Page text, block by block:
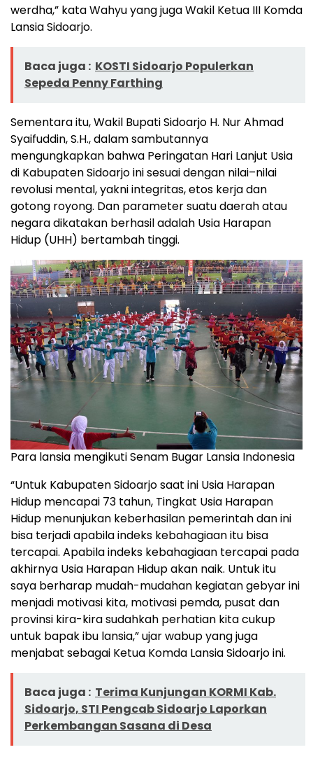
werdha,” kata Wahyu yang juga Wakil Ketua III Komda
Lansia Sidoarjo.
Baca juga : KOSTI Sidoarjo Populerkan
Sepeda Penny Farthing
Sementara itu, Wakil Bupati Sidoarjo H. Nur Ahmad
Syaifuddin, S.H., dalam sambutannya
mengungkapkan bahwa Peringatan Hari Lanjut Usia
di Kabupaten Sidoarjo ini sesuai dengan nilai–nilai
revolusi mental, yakni integritas, etos kerja dan
gotong royong. Dan parameter suatu daerah atau
negara dikatakan berhasil adalah Usia Harapan
Hidup (UHH) bertambah tinggi.
Para lansia mengikuti Senam Bugar Lansia Indonesia
“Untuk Kabupaten Sidoarjo saat ini Usia Harapan
Hidup mencapai 73 tahun, Tingkat Usia Harapan
Hidup menunjukan keberhasilan pemerintah dan ini
bisa terjadi apabila indeks kebahagiaan itu bisa
tercapai. Apabila indeks kebahagiaan tercapai pada
akhirnya Usia Harapan Hidup akan naik. Untuk itu
saya berharap mudah-mudahan kegiatan gebyar ini
menjadi motivasi kita, motivasi pemda, pusat dan
provinsi kira-kira sudahkah perhatian kita cukup
untuk bapak ibu lansia,” ujar wabup yang juga
menjabat sebagai Ketua Komda Lansia Sidoarjo ini.
Baca juga : Terima Kunjungan KORMI Kab.
Sidoarjo, STI Pengcab Sidoarjo Laporkan
Perkembangan Sasana di Desa